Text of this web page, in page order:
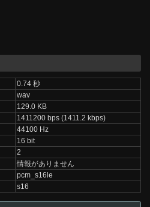
0.74 秒
wav
129.0 KB
1411200 bps (1411.2 kbps)
44100 Hz
16 bit
2
情報がありません
pcm_s16le
s16